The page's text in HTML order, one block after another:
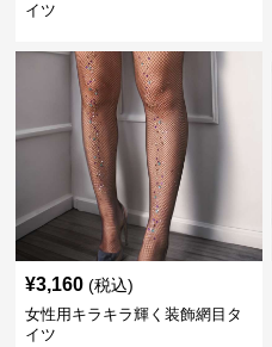
イツ
¥3,160 (税込)
女性用キラキラ輝く装飾網目タ
イツ